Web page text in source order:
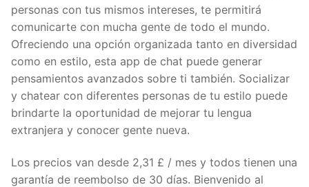
personas con tus mismos intereses, te permitirá
comunicarte con mucha gente de todo el mundo.
Ofreciendo una opción organizada tanto en diversidad
como en estilo, esta app de chat puede generar
pensamientos avanzados sobre ti también. Socializar
y chatear con diferentes personas de tu estilo puede
brindarte la oportunidad de mejorar tu lengua
extranjera y conocer gente nueva.
Los precios van desde 2,31 £ / mes y todos tienen una
garantía de reembolso de 30 días. Bienvenido al